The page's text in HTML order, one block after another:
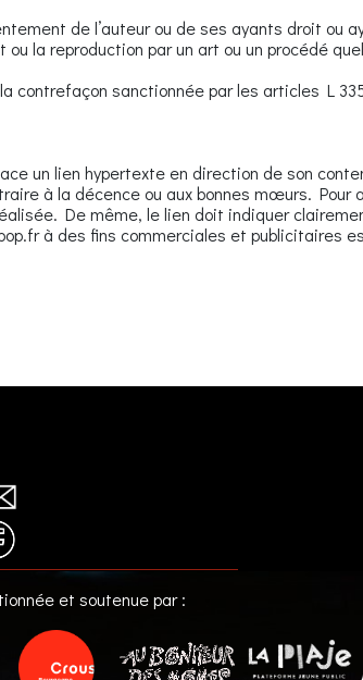
de l’auteur ou de ses ayants droit ou
la reproduction par un art ou un procédé
sanctionnée par les articles L
un lien hypertexte en direction de son
à la décence ou aux bonnes mœurs. Pour
De même, le lien doit indiquer
à des fins commerciales et publicitaires
et soutenue par :